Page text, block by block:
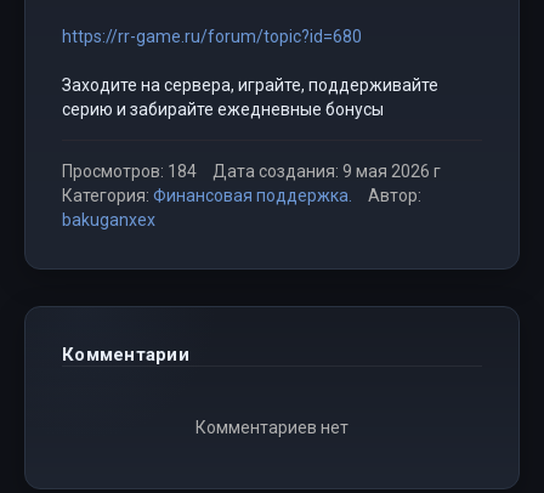
https://rr-game.ru/forum/topic?id=680
Заходите на сервера, играйте, поддерживайте
серию и забирайте ежедневные бонусы
Просмотров: 184
Дата создания: 9 мая 2026 г
Категория: Финансовая поддержка.
Автор:
bakuganxex
Комментарии
Комментариев нет